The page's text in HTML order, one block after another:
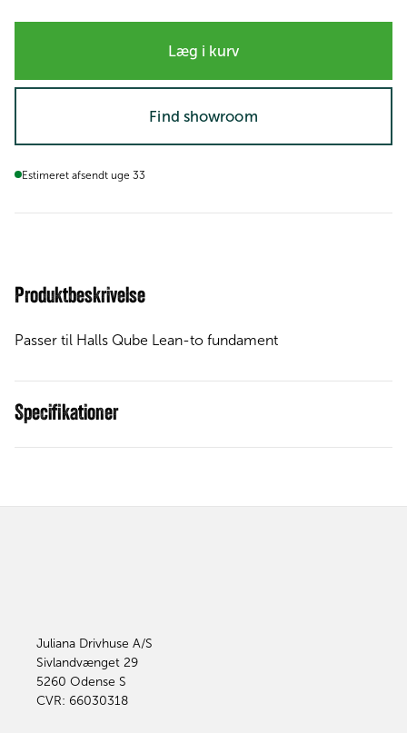
Læg i kurv
Find showroom
Estimeret afsendt uge 33
Produktbeskrivelse
Passer til Halls Qube Lean-to fundament
Specifikationer
Juliana Drivhuse A/S
Sivlandvænget 29
5260 Odense S
CVR: 66030318